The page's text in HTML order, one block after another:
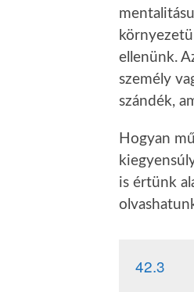
ellenünk.
személy
szándék,
Hogyan
is értünk
42.3